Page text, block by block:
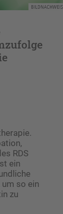
RDS
ein
so ein
zu